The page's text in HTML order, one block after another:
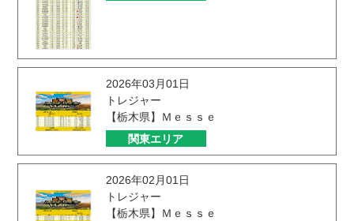
2026年03月01日
トレジャー
【栃木県】Ｍｅｓｓｅ
関東エリア
2026年02月01日
トレジャー
【栃木県】Ｍｅｓｓｅ